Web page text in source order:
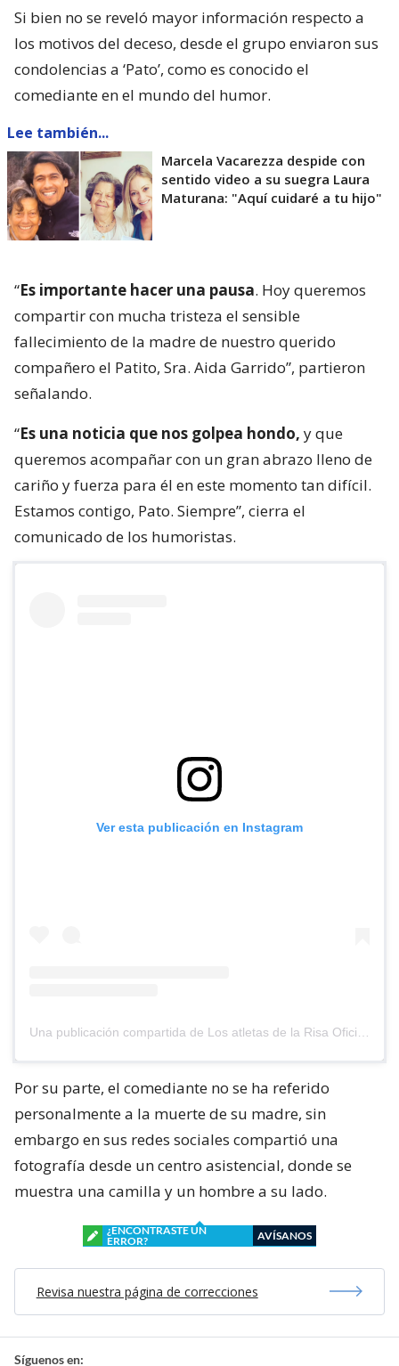
Si bien no se reveló mayor información respecto a
los motivos del deceso, desde el grupo enviaron sus
condolencias a ‘Pato’, como es conocido el
comediante en el mundo del humor.
Lee también...
Marcela Vacarezza despide con
sentido video a su suegra Laura
Maturana: "Aquí cuidaré a tu hijo"
“Es importante hacer una pausa. Hoy queremos
compartir con mucha tristeza el sensible
fallecimiento de la madre de nuestro querido
compañero el Patito, Sra. Aida Garrido”, partieron
señalando.
“Es una noticia que nos golpea hondo, y que
queremos acompañar con un gran abrazo lleno de
cariño y fuerza para él en este momento tan difícil.
Estamos contigo, Pato. Siempre”, cierra el
comunicado de los humoristas.
Ver esta publicación en Instagram
Por su parte, el comediante no se ha referido
personalmente a la muerte de su madre, sin
embargo en sus redes sociales compartió una
fotografía desde un centro asistencial, donde se
muestra una camilla y un hombre a su lado.
¿ENCONTRASTE UN
ERROR?
AVÍSANOS
Revisa nuestra página de correcciones
Síguenos en: